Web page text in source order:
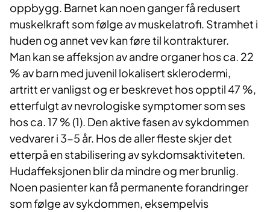
oppbygg. Barnet kan noen ganger få redusert
muskelkraft som følge av muskelatrofi. Stramhet i
huden og annet vev kan føre til kontrakturer.
Man kan se affeksjon av andre organer hos ca. 22
% av barn med juvenil lokalisert sklerodermi,
artritt er vanligst og er beskrevet hos opptil 47 %,
etterfulgt av nevrologiske symptomer som ses
hos ca. 17 % (1). Den aktive fasen av sykdommen
vedvarer i 3-5 år. Hos de aller fleste skjer det
etterpå en stabilisering av sykdomsaktiviteten.
Hudaffeksjonen blir da mindre og mer brunlig.
Noen pasienter kan få permanente forandringer
som følge av sykdommen, eksempelvis